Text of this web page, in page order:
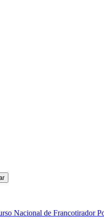
Nacional de Francotirador